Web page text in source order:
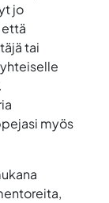
jo
että
tai
myös